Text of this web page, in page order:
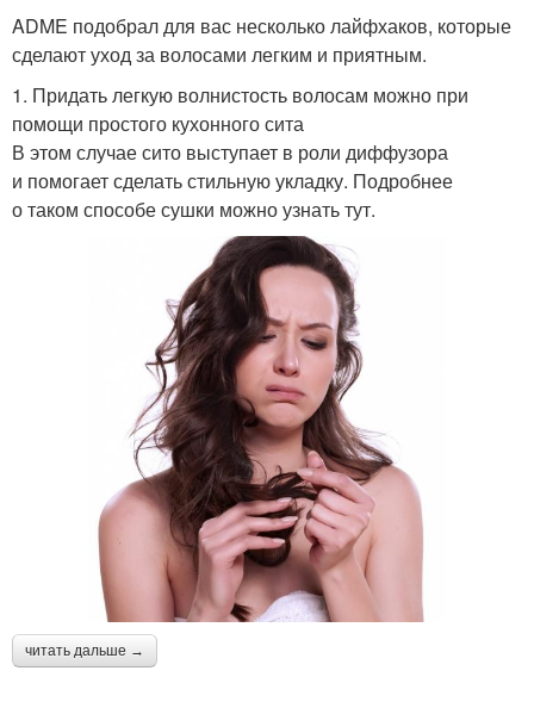
ADME подобрал для вас несколько лайфхаков, которые
сделают уход за волосами легким и приятным.
1. Придать легкую волнистость волосам можно при
помощи простого кухонного сита
В этом случае сито выступает в роли диффузора
и помогает сделать стильную укладку. Подробнее
о таком способе сушки можно узнать тут.
читать дальше →